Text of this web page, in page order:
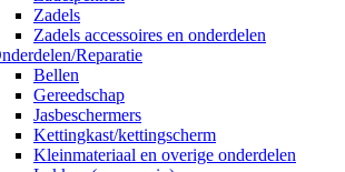
Zadels
Zadels accessoires en onderdelen
Reparatie
Bellen
Gereedschap
Jasbeschermers
Kettingkast/kettingscherm
Kleinmateriaal en overige onderdelen